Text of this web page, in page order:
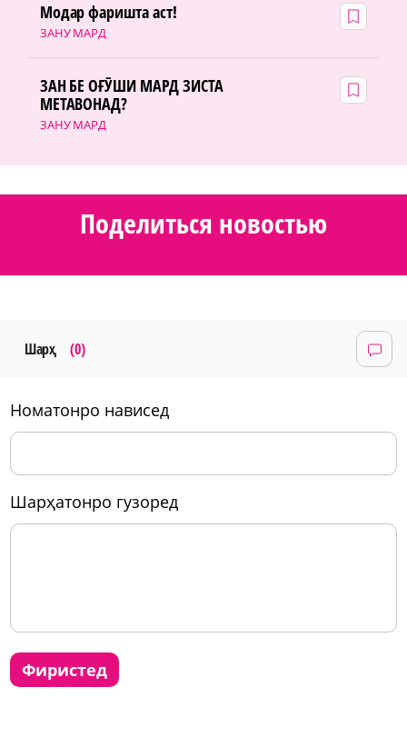
ЗАНУ МАРД
Модар фаришта аст!
ЗАНУ МАРД
ЗАН БЕ ОҒӮШИ МАРД ЗИСТА
МЕТАВОНАД?
Поделиться новостью
Шарҳ (0)
номатонро нависед
шарҳатонро гузоред
фиристед